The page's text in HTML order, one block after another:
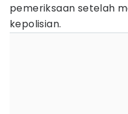
pemeriksaan setelah
kepolisian.